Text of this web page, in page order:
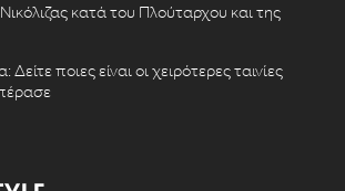
κατά του Πλούταρχου και της
ποιες είναι οι χειρότερες ταινίες